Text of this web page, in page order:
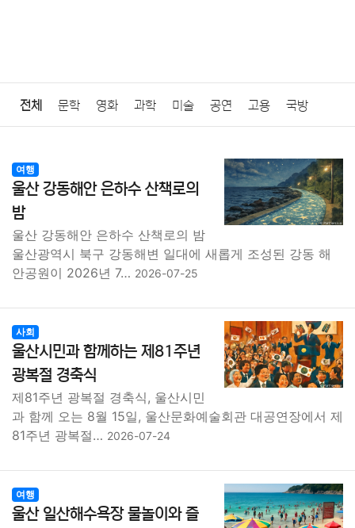
전체 문학 영화 과학 미술 공연 고용 국방
질병 가요 방송 일상 주식 암호화폐 블록체인
결혼 육아 반려동물 패션 미용
요리 상품리뷰 원예 금융 게임
대출 IT 컴퓨터 기술
종교 사회 의학 경제 마케팅
부동산 외국어 교육 교통 생활 기타
여행
울산 강동해안 은하수 산책로의
밤
울산 강동해안 은하수 산책로의 밤
울산광역시 북구 강동해변 일대에 새롭게 조성된 강동 해
안공원이 2026년 7… 2026-07-25
사회
울산시민과 함께하는 제81주년
광복절 경축식
제81주년 광복절 경축식, 울산시민
과 함께 오는 8월 15일, 울산문화예술회관 대공연장에서 제
81주년 광복절… 2026-07-24
여행
울산 일산해수욕장 물놀이와 즐